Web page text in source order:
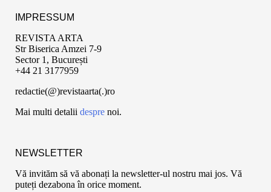
IMPRESSUM
REVISTA ARTA
Str Biserica Amzei 7-9
Sector 1, București
+44 21 3177959
redactie(@)revistaarta(.)ro
Mai multi detalii despre noi.
NEWSLETTER
Vă invităm să vă abonați la newsletter-ul nostru mai jos. Vă
puteți dezabona în orice moment.